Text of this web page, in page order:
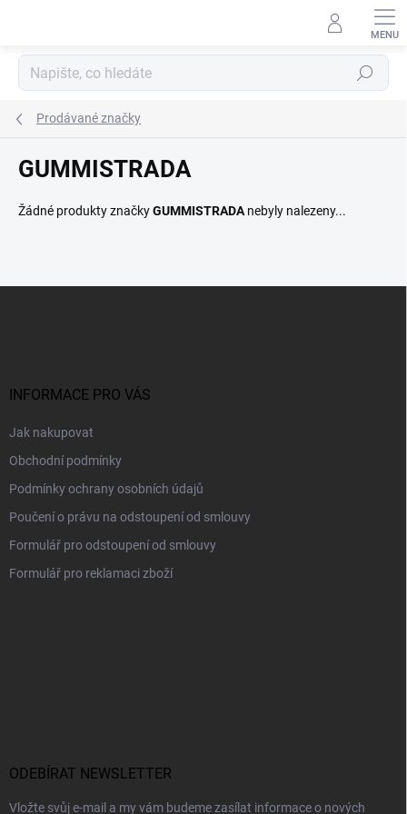
Hledat
Prodávané značky
GUMMISTRADA
Žádné produkty značkyGUMMISTRADA nebyly nalezeny...
INFORMACE PRO VÁS
Jak nakupovat
Obchodní podmínky
Podmínky ochrany osobních údajů
Poučení o právu na odstoupení od smlouvy
Formulář pro odstoupení od smlouvy
Formulář pro reklamaci zboží
ODEBÍRAT NEWSLETTER
Vložte svůj e-mail a my vám budeme zasílat informace o nových